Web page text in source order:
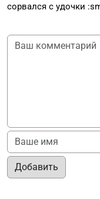
сорвался с удочки
Добавить